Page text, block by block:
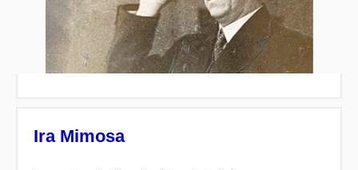
Ira Mimosa